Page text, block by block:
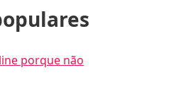
porque não